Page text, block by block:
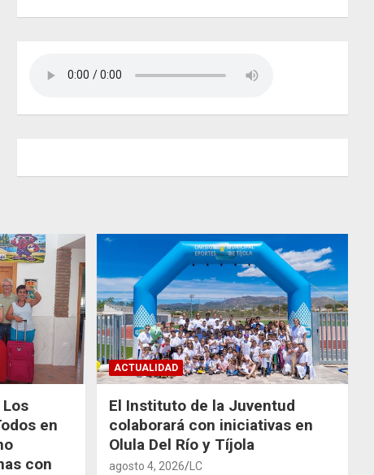
en
con
ACTUALIDAD
El Instituto de la Juventud
colaborará con iniciativas en
Olula Del Río y Tíjola
agosto 4, 2026 LC